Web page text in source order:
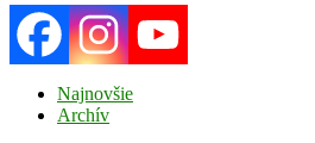
Najnovšie
Archív